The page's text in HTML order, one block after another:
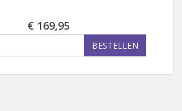
€ 169,95
BESTELLEN